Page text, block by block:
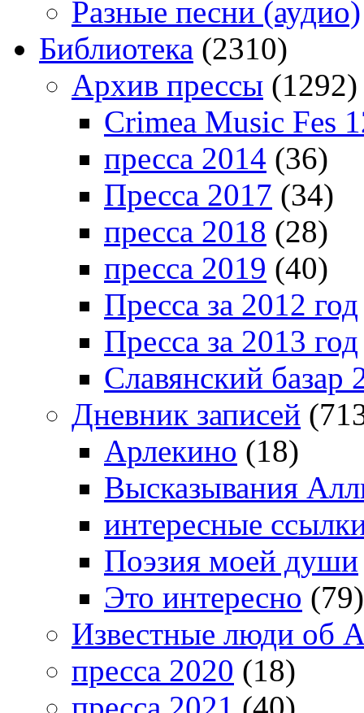
Разные песни (аудио)
Библиотека (2310)
Архив прессы (1292)
Crimea Music Fes
пресса 2014 (36)
Пресса 2017 (34)
пресса 2018 (28)
пресса 2019 (40)
Пресса за 2012 год
Пресса за 2013 год
Славянский базар
Дневник записей
Арлекино (18)
Высказывания
интересные
Поэзия моей души
Это интересно (79)
Известные люди об
пресса 2020 (18)